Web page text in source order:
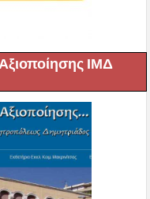
ΙΜΔ